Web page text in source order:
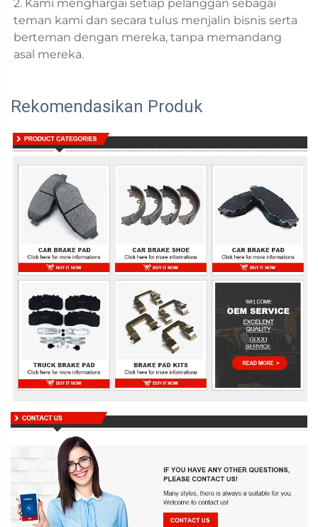
2. Kami menghargai setiap pelanggan sebagai
teman kami dan secara tulus menjalin bisnis serta
berteman dengan mereka, tanpa memandang
asal mereka.
Rekomendasikan Produk